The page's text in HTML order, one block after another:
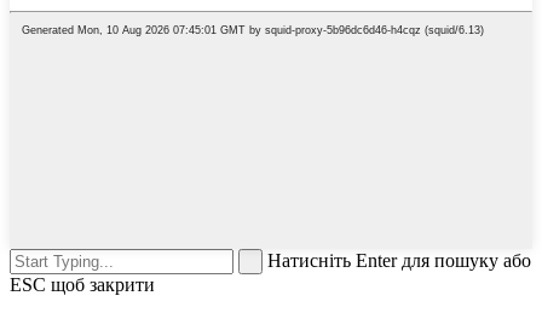
Натисніть Enter для пошуку або
ESC щоб закрити